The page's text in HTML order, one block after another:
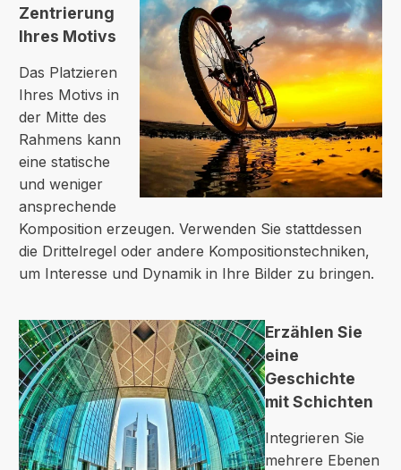
Zentrierung
Ihres Motivs
Das Platzieren
Ihres Motivs in
der Mitte des
Rahmens kann
eine statische
und weniger
ansprechende
Komposition erzeugen. Verwenden Sie stattdessen
die Drittelregel oder andere Kompositionstechniken,
um Interesse und Dynamik in Ihre Bilder zu bringen.
Erzählen Sie
eine
Geschichte
mit Schichten
Integrieren Sie
mehrere Ebenen